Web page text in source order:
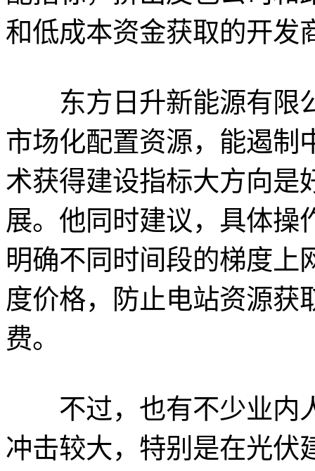
和低成本资金获取的开发
东方日升新能源有限
市场化配置资源，能遏制
术获得建设指标大方向是
展。他同时建议，具体操
明确不同时间段的梯度上
度价格，防止电站资源获
费。
不过，也有不少业内
冲击较大，特别是在光伏